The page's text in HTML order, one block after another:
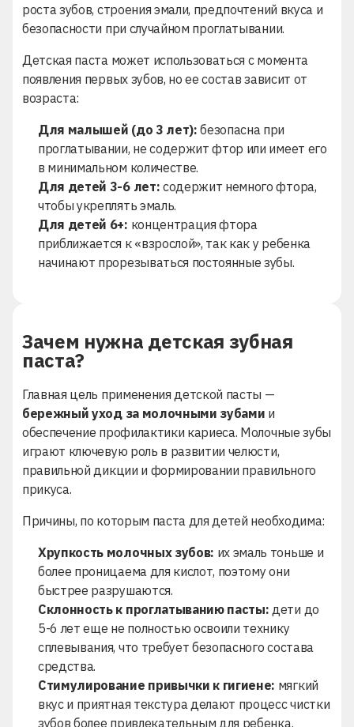
роста зубов, строения эмали, предпочтений вкуса и
безопасности при случайном проглатывании.
Детская паста может использоваться с момента
появления первых зубов, но ее состав зависит от
возраста:
Для малышей (до 3 лет): безопасна при
проглатывании, не содержит фтор или имеет его
в минимальном количестве.
Для детей 3-6 лет: содержит немного фтора,
чтобы укреплять эмаль.
Для детей 6+: концентрация фтора
приближается к «взрослой», так как у ребенка
начинают прорезываться постоянные зубы.
Зачем нужна детская зубная
паста?
Главная цель применения детской пасты —
бережный уход за молочными зубами и
обеспечение профилактики кариеса. Молочные зубы
играют ключевую роль в развитии челюсти,
правильной дикции и формировании правильного
прикуса.
Причины, по которым паста для детей необходима:
Хрупкость молочных зубов: их эмаль тоньше и
более проницаема для кислот, поэтому они
быстрее разрушаются.
Склонность к проглатыванию пасты: дети до
5-6 лет еще не полностью освоили технику
сплевывания, что требует безопасного состава
средства.
Стимулирование привычки к гигиене: мягкий
вкус и приятная текстура делают процесс чистки
зубов более привлекательным для ребенка.